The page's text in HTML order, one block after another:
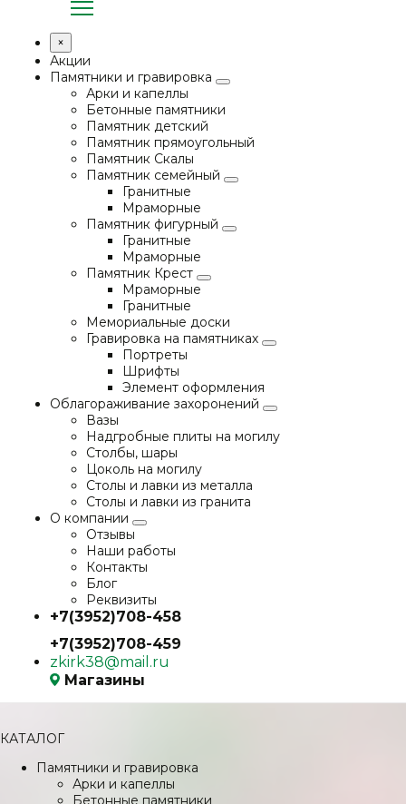
×
Акции
Памятники и гравировка
Арки и капеллы
Бетонные памятники
Памятник детский
Памятник прямоугольный
Памятник Скалы
Памятник семейный
Гранитные
Мраморные
Памятник фигурный
Гранитные
Мраморные
Памятник Крест
Мраморные
Гранитные
Мемориальные доски
Гравировка на памятниках
Портреты
Шрифты
Элемент оформления
Облагораживание захоронений
Вазы
Надгробные плиты на могилу
Столбы, шары
Цоколь на могилу
Столы и лавки из металла
Столы и лавки из гранита
О компании
Отзывы
Наши работы
Контакты
Блог
Реквизиты
+7(3952)708-458
+7(3952)708-459
zkirk38@mail.ru
Магазины
КАТАЛОГ
Памятники и гравировка
Арки и капеллы
Бетонные памятники